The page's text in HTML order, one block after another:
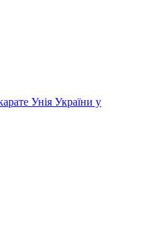
Унія України у